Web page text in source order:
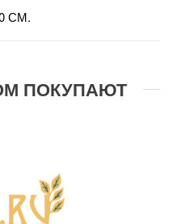
СМ.
ПОКУПАЮТ